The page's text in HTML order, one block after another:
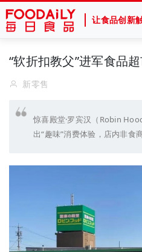
让食品创新
“软折扣教父”进军食品
新零售
惊喜殿堂·罗宾汉（Robin
出“趣味”消费体验，店内非食